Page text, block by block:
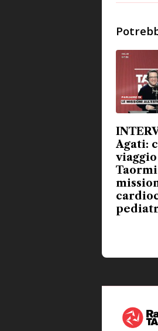
Agati: